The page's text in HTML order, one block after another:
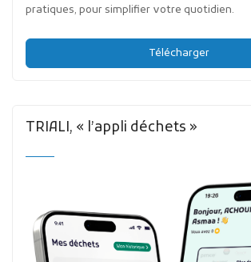
pratiques, pour simplifier votre quotidien.
Télécharger
TRIALI, « l’appli déchets »